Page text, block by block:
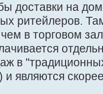
доставки на
ритейлеров.
в торговом
в
и являются